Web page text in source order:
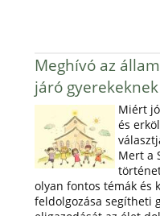
Meghívó az
járó
Miért
és
Mert a
olyan fontos témák és
feldolgozása segítheti